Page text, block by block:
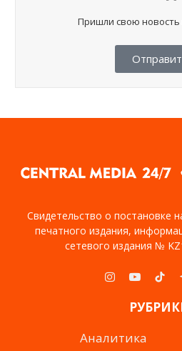
Пришли свою
Свидетельство о постановке
печатного издания,
сетевого издания №
Instagram
YouTube
Аналитика